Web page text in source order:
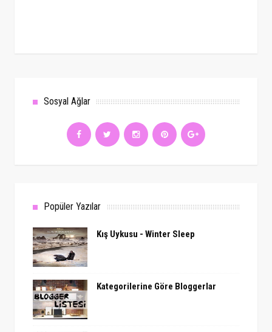
Sosyal Ağlar
Popüler Yazılar
Kış Uykusu - Winter Sleep
Kategorilerine Göre Bloggerlar